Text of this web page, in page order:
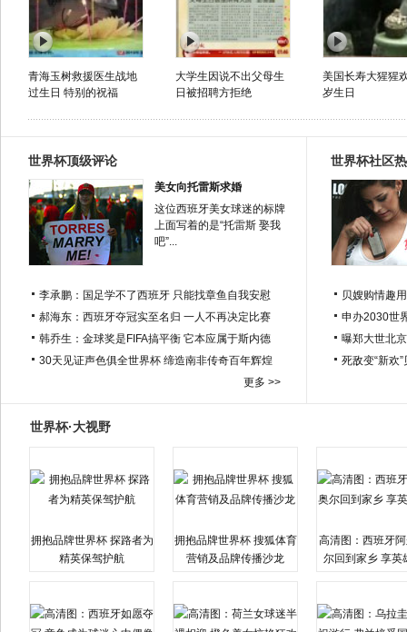
青海玉树救援医生战地
过生日 特别的祝福
大学生因说不出父母生
日被招聘方拒绝
美国长寿大猩猩
岁生日
世界杯顶级评论
美女向托雷斯求婚
这位西班牙美女球迷的标牌
上面写着的是“托雷斯 娶我
吧”...
李承鹏：国足学不了西班牙 只能找章鱼自我安慰
郝海东：西班牙夺冠实至名归 一人不再决定比赛
韩乔生：金球奖是FIFA搞平衡 它本应属于斯内德
30天见证声色俱全世界杯 缔造南非传奇百年辉煌
更多 >>
世界杯社区
贝嫂购情趣
申办2030世
曝郑大世北
死敌变“新欢
世界杯·大视野
拥抱品牌世界杯 探路者为
精英保驾护航
拥抱品牌世界杯 搜狐体育
营销及品牌传播沙龙
高清图：西班牙
尔回到家乡 享英